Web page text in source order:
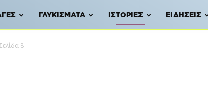
ΓΛΥΚΊΣΜΑΤΑ ΙΣΤΟΡΊΕΣ ΕΙΔΉΣΕΙΣ
8